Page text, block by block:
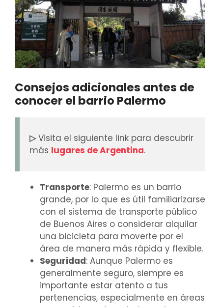
Consejos adicionales antes de
conocer el barrio Palermo
▷Visita el siguiente link para descubrir
más lugares de Argentina.
Transporte: Palermo es un barrio
grande, por lo que es útil familiarizarse
con el sistema de transporte público
de Buenos Aires o considerar alquilar
una bicicleta para moverte por el
área de manera más rápida y flexible.
Seguridad: Aunque Palermo es
generalmente seguro, siempre es
importante estar atento a tus
pertenencias, especialmente en áreas